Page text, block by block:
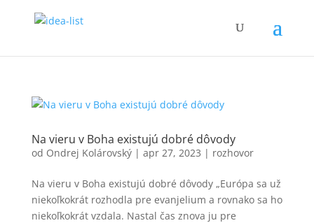
Na vieru v Boha existujú dobré dôvody
od Ondrej Kolárovský| apr 27, 2023 | rozhovor
Na vieru v Boha existujú dobré dôvody „Európa sa už
niekoľkokrát rozhodla pre evanjelium a rovnako sa ho
niekoľkokrát vzdala. Nastal čas znova ju pre